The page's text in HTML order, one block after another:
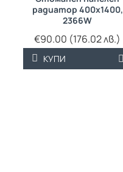
радиатор 400х1400,
2366W
€90.00 (176.02 лв.)
КУПИ